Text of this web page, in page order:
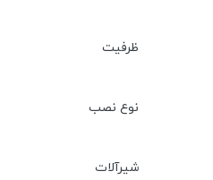
ظرفیت
نوع نصب
شیرآلات